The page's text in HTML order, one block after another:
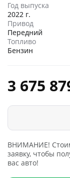
Год выпуска
2022 г.
Привод
Передний
Топливо
Бензин
3 675
ВНИМАНИЕ!
заявку, чтобы
вас авто!